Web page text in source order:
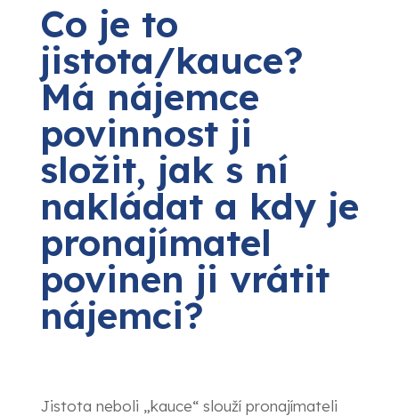
Co je to
jistota/kauce?
Má nájemce
povinnost ji
složit, jak s ní
nakládat a kdy je
pronajímatel
povinen ji vrátit
nájemci?
Jistota neboli „kauce“ slouží pronajímateli